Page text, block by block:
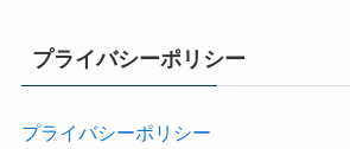
プライバシーポリシー
プライバシーポリシー